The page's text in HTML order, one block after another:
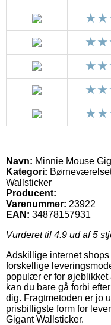
Navn: Minnie Mouse
Kategori:
Wallsticker
Producent:
Varenummer: 23922
EAN: 34878157931
Vurderet til 4.9 ud af 5
Adskillige internet
forskellige
populær er for øjeblikket
kan du bare gå forbi
dig. Fragtmetoden er jo
prisbilligste form for
Gigant Wallsticker.